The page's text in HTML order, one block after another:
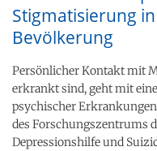
Stigmatisierung
Bevölkerung
Persönlicher Kontakt mit
erkrankt sind, geht mit
psychischer Erkrankungen
des Forschungszentrums
Depressionshilfe und